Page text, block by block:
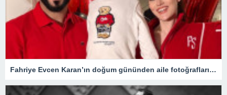
Fahriye Evcen Karan’ın doğum gününden aile fotoğraflarını paylaştı